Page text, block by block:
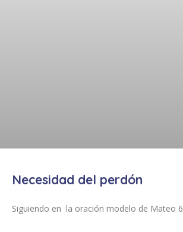
Necesidad del perdón
Siguiendo en la oración modelo de Mateo 6